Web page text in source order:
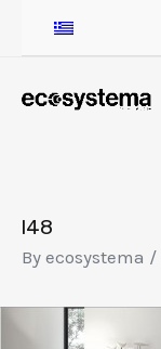
l48
By ecosystema /